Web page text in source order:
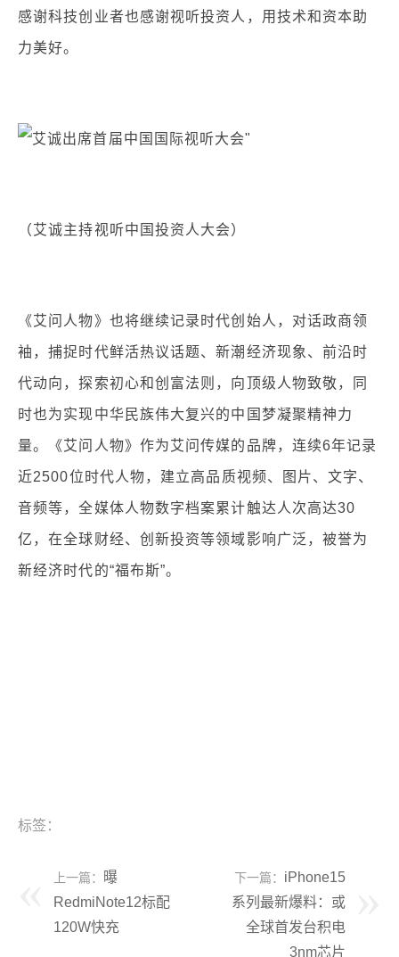
感谢科技创业者也感谢视听投资人，用技术和资本助
力美好。
（艾诚主持视听中国投资人大会）
《艾问人物》也将继续记录时代创始人，对话政商领
袖，捕捉时代鲜活热议话题、新潮经济现象、前沿时
代动向，探索初心和创富法则，向顶级人物致敬，同
时也为实现中华民族伟大复兴的中国梦凝聚精神力
量。《艾问人物》作为艾问传媒的品牌，连续6年记录
近2500位时代人物，建立高品质视频、图片、文字、
音频等，全媒体人物数字档案累计触达人次高达30
亿，在全球财经、创新投资等领域影响广泛，被誉为
新经济时代的“福布斯”。
标签：
上一篇：
曝
RedmiNote12标配
120W快充
下一篇： iPhone15
系列最新爆料：或
全球首发台积电
3nm芯片